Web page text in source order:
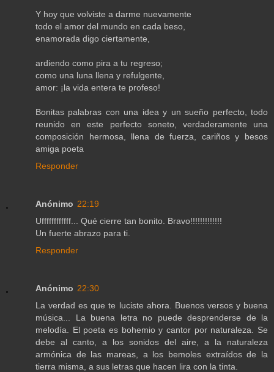
Y hoy que volviste a darme nuevamente
todo el amor del mundo en cada beso,
enamorada digo ciertamente,
ardiendo como pira a tu regreso;
como una luna llena y refulgente,
amor: ¡la vida entera te profeso!
Bonitas palabras con una idea y un sueño perfecto, todo
reunido en este perfecto soneto, verdaderamente una
composición hermosa, llena de fuerza, cariños y besos
amiga poeta
Responder
Anónimo 22:19
Uffffffffffff... Qué cierre tan bonito. Bravo!!!!!!!!!!!!!
Un fuerte abrazo para ti.
Responder
Anónimo 22:30
La verdad es que te luciste ahora. Buenos versos y buena
música... La buena letra no puede desprenderse de la
melodía. El poeta es bohemio y cantor por naturaleza. Se
debe al canto, a los sonidos del aire, a la naturaleza
armónica de las mareas, a los bemoles extraídos de la
tierra misma, a sus letras que hacen lira con la tinta.